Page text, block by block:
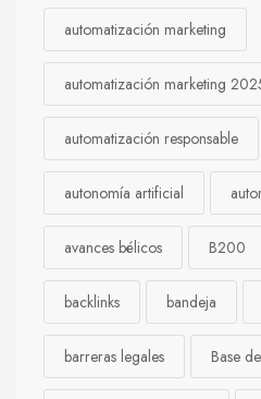
automatización marketing
automatización marketing
automatización responsable
autonomía artificial
avances bélicos B200
backlinks bandeja
barreras legales Base